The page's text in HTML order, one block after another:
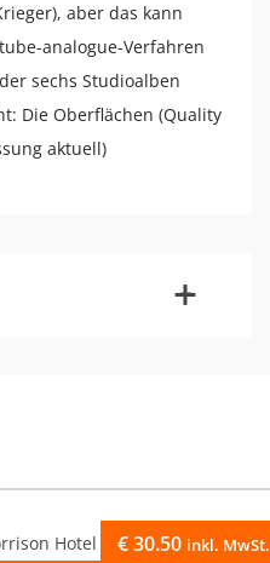
aber das kann
analogue-Verfahren
sechs Studioalben
Die Oberflächen (Quality
aktuell)
+
-
€30.50 inkl. MwSt.